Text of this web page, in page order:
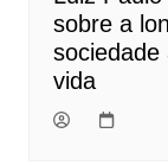
sobre a
sociedade
vida